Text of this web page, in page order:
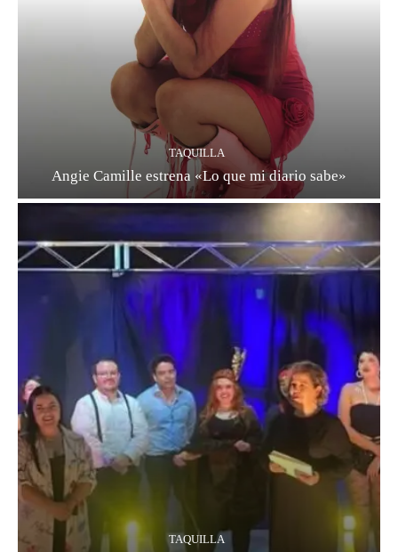
TAQUILLA
Angie Camille estrena «Lo que mi diario sabe»
TAQUILLA